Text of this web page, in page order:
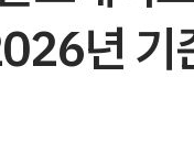
년 기